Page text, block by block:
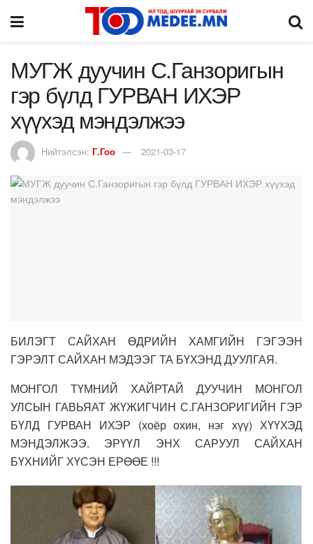
МУГЖ дуучин С.Ганзоригын
гэр бүлд ГУРВАН ИХЭР
хүүхэд мэндэлжээ
Нийтэлсэн: Г.Гоо 2021-03-17
БИЛЭГТ САЙХАН ӨДРИЙН ХАМГИЙН ГЭГЭЭН
ГЭРЭЛТ САЙХАН МЭДЭЭГ ТА БҮХЭНД ДУУЛГАЯ.
МОНГОЛ ТҮМНИЙ ХАЙРТАЙ ДУУЧИН МОНГОЛ
УЛСЫН ГАВЬЯАТ ЖҮЖИГЧИН С.ГАНЗОРИГИЙН ГЭР
БҮЛД ГУРВАН ИХЭР (хоёр охин, нэг хүү) ХҮҮХЭД
МЭНДЭЛЖЭЭ. ЭРҮҮЛ ЭНХ САРУУЛ САЙХАН
БҮХНИЙГ ХҮСЭН ЕРӨӨЕ !!!